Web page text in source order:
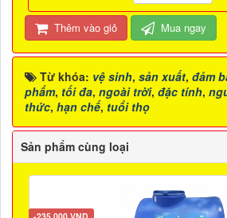
Thêm vào giỏ Mua ngay
Từ khóa: vệ sinh, sản xuất, đảm
phẩm, tối đa, ngoài trời, đặc tính,
thức, hạn chế, tuổi thọ
Sản phẩm cùng loại